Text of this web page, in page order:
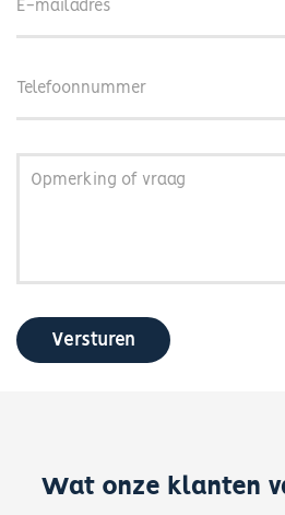
mailadres
Opmerking
of
Versturen
Wat onze klanten